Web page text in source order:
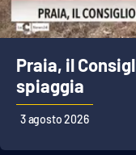
LAC
NETWORK
Lacplay.it
Lactv.it
Praia, il
spiaggia
3 agosto 2026